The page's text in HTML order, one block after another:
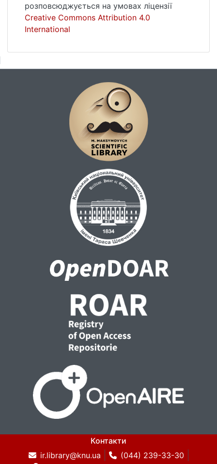
розповсюджується на умовах ліцензії
Creative Commons Attribution 4.0
International
Контакти
ir.library@knu.ua
(044) 239-33-30